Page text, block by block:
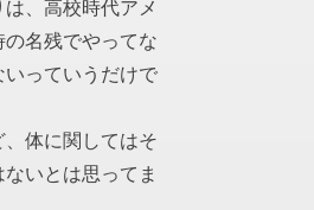
、高校時代アメ
名残でやってな
っていうだけで
体に関してはそ
いとは思ってま